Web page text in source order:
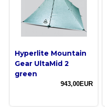
Hyperlite Mountain
Gear UltaMid 2
green
943,00EUR